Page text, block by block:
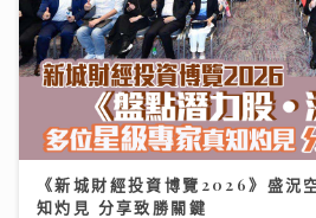
《新城財經投資博覽2026》盛
知灼見 分享致勝關鍵